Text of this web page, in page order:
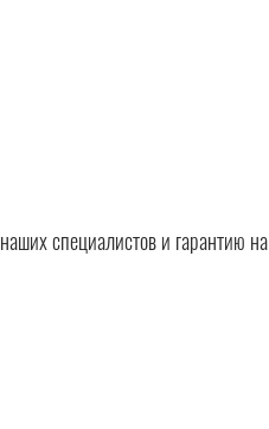
специалистов и гарантию на